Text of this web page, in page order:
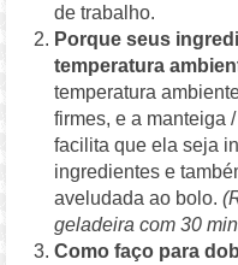
de trabalho.
Porque seus
temperatura
temperatura
firmes, e a manteiga
facilita que ela seja
ingredientes e
aveludada ao bolo.
geladeira com 30
Como faço para